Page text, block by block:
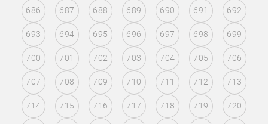
686 687 688 689 690 691 692
693 694 695 696 697 698 699
700 701 702 703 704 705 706
707 708 709 710 711 712 713
714 715 716 717 718 719 720